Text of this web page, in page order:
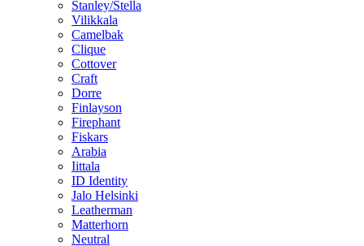
Stanley/Stella
Vilikkala
Camelbak
Clique
Cottover
Craft
Dorre
Finlayson
Firephant
Fiskars
Arabia
Iittala
ID Identity
Jalo Helsinki
Leatherman
Matterhorn
Neutral